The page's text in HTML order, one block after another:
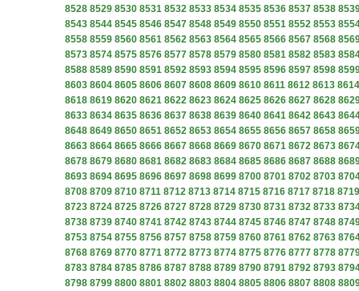
8528 8529 8530 8531 8532 8533 8534 8535 8536 8537 8538
8543 8544 8545 8546 8547 8548 8549 8550 8551 8552 8553
8558 8559 8560 8561 8562 8563 8564 8565 8566 8567 8568
8573 8574 8575 8576 8577 8578 8579 8580 8581 8582 8583
8588 8589 8590 8591 8592 8593 8594 8595 8596 8597 8598
8603 8604 8605 8606 8607 8608 8609 8610 8611 8612 8613 8614
8618 8619 8620 8621 8622 8623 8624 8625 8626 8627 8628
8633 8634 8635 8636 8637 8638 8639 8640 8641 8642 8643
8648 8649 8650 8651 8652 8653 8654 8655 8656 8657 8658
8663 8664 8665 8666 8667 8668 8669 8670 8671 8672 8673
8678 8679 8680 8681 8682 8683 8684 8685 8686 8687 8688
8693 8694 8695 8696 8697 8698 8699 8700 8701 8702 8703
8708 8709 8710 8711 8712 8713 8714 8715 8716 8717 8718 8719
8723 8724 8725 8726 8727 8728 8729 8730 8731 8732 8733
8738 8739 8740 8741 8742 8743 8744 8745 8746 8747 8748
8753 8754 8755 8756 8757 8758 8759 8760 8761 8762 8763
8768 8769 8770 8771 8772 8773 8774 8775 8776 8777 8778
8783 8784 8785 8786 8787 8788 8789 8790 8791 8792 8793
8798 8799 8800 8801 8802 8803 8804 8805 8806 8807 8808